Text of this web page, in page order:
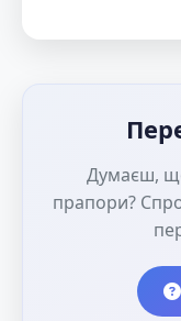
Думаєш,
прапори?